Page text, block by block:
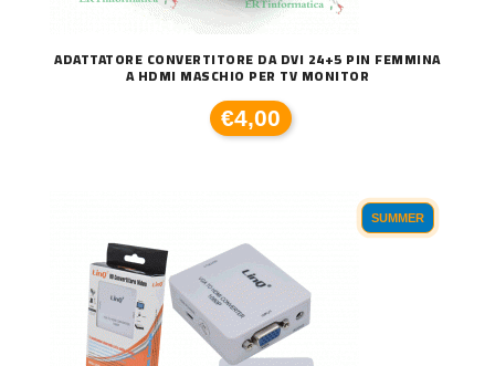
ADATTATORE CONVERTITORE DA DVI 24+5 PIN FEMMINA
A HDMI MASCHIO PER TV MONITOR
€4,00
SUMMER